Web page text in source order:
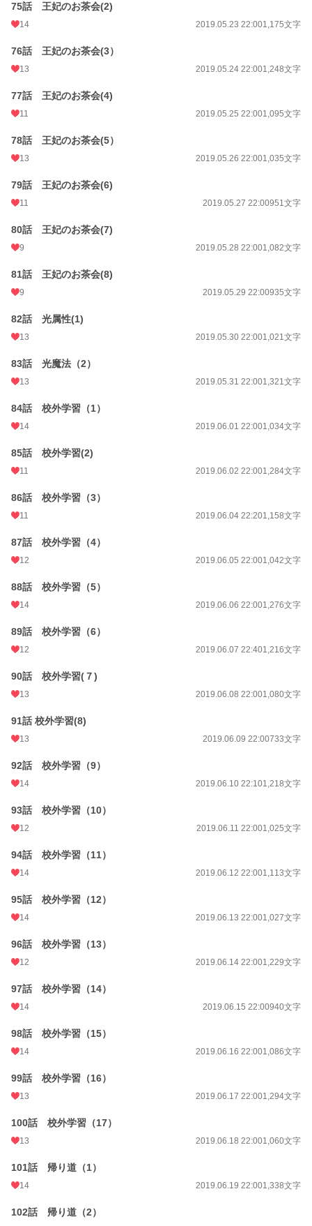
75話 王妃のお茶会(2)
14 2019.05.23 22:001,175文字
76話 王妃のお茶会(3）
13 2019.05.24 22:001,248文字
77話 王妃のお茶会(4)
11 2019.05.25 22:001,095文字
78話 王妃のお茶会(5）
13 2019.05.26 22:001,035文字
79話 王妃のお茶会(6)
11 2019.05.27 22:00951文字
80話 王妃のお茶会(7)
9 2019.05.28 22:001,082文字
81話 王妃のお茶会(8)
9 2019.05.29 22:00935文字
82話 光属性(1)
13 2019.05.30 22:001,021文字
83話 光魔法（2）
13 2019.05.31 22:001,321文字
84話 校外学習（1）
14 2019.06.01 22:001,034文字
85話 校外学習(2)
11 2019.06.02 22:001,284文字
86話 校外学習（3）
11 2019.06.04 22:201,158文字
87話 校外学習（4）
12 2019.06.05 22:001,042文字
88話 校外学習（5）
14 2019.06.06 22:001,276文字
89話 校外学習（6）
12 2019.06.07 22:401,216文字
90話 校外学習(７)
13 2019.06.08 22:001,080文字
91話 校外学習(8)
13 2019.06.09 22:00733文字
92話 校外学習（9）
14 2019.06.10 22:101,218文字
93話 校外学習（10）
12 2019.06.11 22:001,025文字
94話 校外学習（11）
14 2019.06.12 22:001,113文字
95話 校外学習（12）
14 2019.06.13 22:001,027文字
96話 校外学習（13）
12 2019.06.14 22:001,229文字
97話 校外学習（14）
14 2019.06.15 22:00940文字
98話 校外学習（15）
14 2019.06.16 22:001,086文字
99話 校外学習（16）
13 2019.06.17 22:001,294文字
100話 校外学習（17）
13 2019.06.18 22:001,060文字
101話 帰り道（1）
14 2019.06.19 22:001,338文字
102話 帰り道（2）